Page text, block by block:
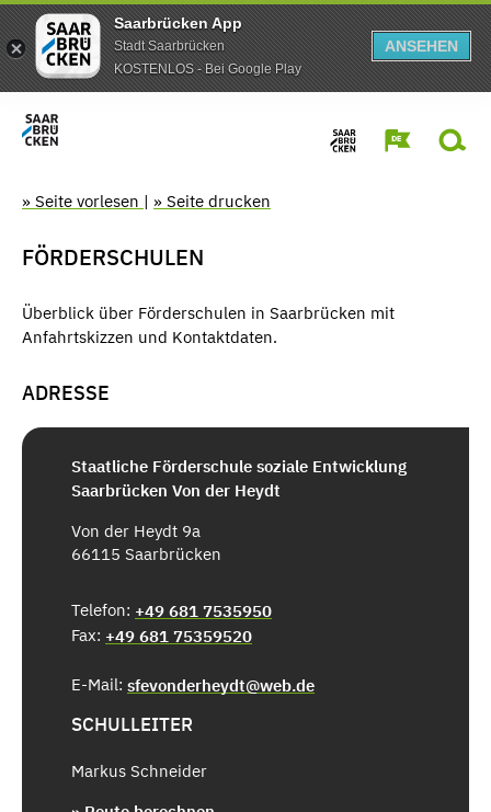
Saarbrücken App
Stadt Saarbrücken
KOSTENLOS - Bei Google Play
ANSEHEN
» Seite vorlesen | » Seite drucken
FÖRDERSCHULEN
Überblick über Förderschulen in Saarbrücken mit
Anfahrtskizzen und Kontaktdaten.
ADRESSE
Staatliche Förderschule soziale Entwicklung
Saarbrücken Von der Heydt
Von der Heydt 9a
66115 Saarbrücken
Telefon: +49 681 7535950
Fax: +49 681 75359520
E-Mail: sfevonderheydt@web.de
SCHULLEITER
Markus Schneider